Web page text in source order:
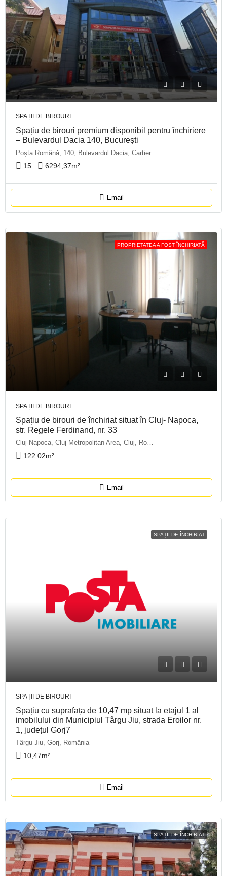
SPAȚII DE BIROURI
Spațiu de birouri premium disponibil pentru închiriere
– Bulevardul Dacia 140, București
15 6294,37m²
Email
PROPRIETATEA A FOST ÎNCHIRIATĂ
SPAȚII DE BIROURI
Spațiu de birouri de închiriat situat în Cluj- Napoca,
str. Regele Ferdinand, nr. 33
Cluj-Napoca, Cluj Metropolitan Area, Cluj, Romania
122.02m²
Email
SPAȚII DE ÎNCHIRIAT
SPAȚII DE BIROURI
Spațiu cu suprafața de 10,47 mp situat la etajul 1 al
imobilului din Municipiul Târgu Jiu, strada Eroilor nr.
1, județul Gorj7
Târgu Jiu, Gorj, România
10,47m²
Email
SPAȚII DE ÎNCHIRIAT